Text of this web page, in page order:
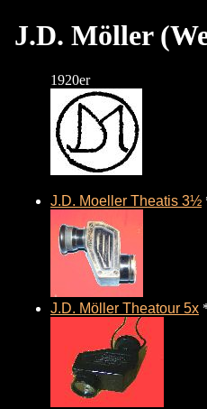
J.D. Möller
1920er
J.D. Moeller Theatis 3½
J.D. Möller Theatour 5x